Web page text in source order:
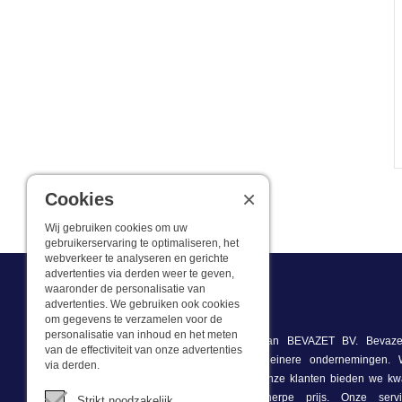
Wat we doen
Deze webshop is onderdeel van BEVAZET BV.
bedrijfskleding aan grote en kleinere
winkel/showroom in Brandwijk. Onze klanten bieden we
bedrijfskleding tegen een scherpe prijs. Onze
Cookies
Wij gebruiken cookies om uw
gebruikerservaring te optimaliseren, het
webverkeer te analyseren en gerichte
advertenties via derden weer te geven,
waaronder de personalisatie van
advertenties. We gebruiken ook cookies
om gegevens te verzamelen voor de
personalisatie van inhoud en het meten
van de effectiviteit van onze advertenties
via derden.
×